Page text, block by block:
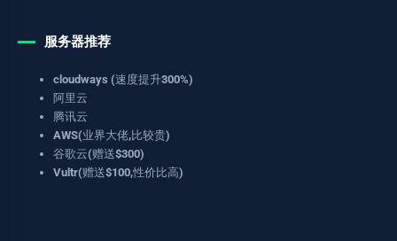
服务器推荐
cloudways (速度提升300%)
阿里云
腾讯云
AWS(业界大佬,比较贵)
谷歌云(赠送$300)
Vultr(赠送$100,性价比高)